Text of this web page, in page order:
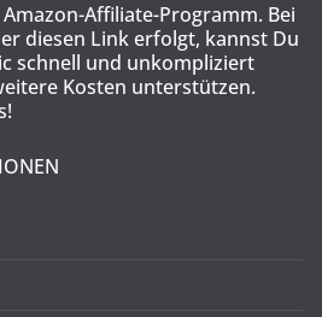
Affiliate-Programm. Bei
diesen Link erfolgt, kannst Du
schnell und unkompliziert
Kosten unterstützen.